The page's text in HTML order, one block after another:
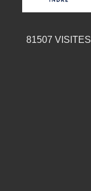
81507 VISITES